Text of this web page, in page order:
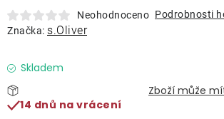
Doplňky
Deštníky
Gastro produkty
Neohodnoceno Podrobnosti
Značka: s.Oliver
Skladem
14 dnů na vrácení